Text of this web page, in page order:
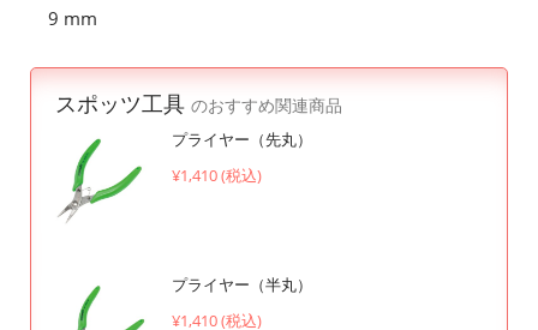
9 mm
スポッツ工具 のおすすめ関連商品
プライヤー（先丸）
¥1,410 (税込)
プライヤー（半丸）
¥1,410 (税込)